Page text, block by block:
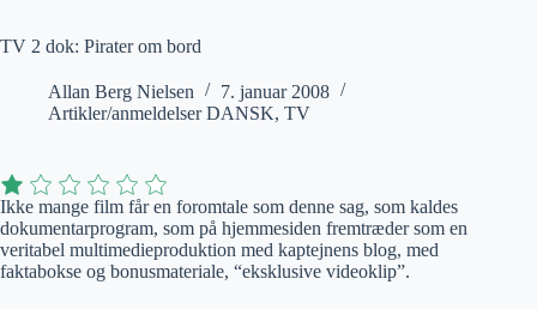
TV 2 dok: Pirater om bord
Allan Berg Nielsen
7. januar 2008
Artikler/anmeldelser DANSK, TV
Ikke mange film får en foromtale som denne sag, som kaldes
dokumentarprogram, som på hjemmesiden fremtræder som en
veritabel multimedieproduktion med kaptejnens blog, med
faktabokse og bonusmateriale, “eksklusive videoklip”.